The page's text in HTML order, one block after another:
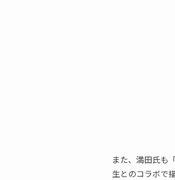
また、満田氏も
生とのコラボで